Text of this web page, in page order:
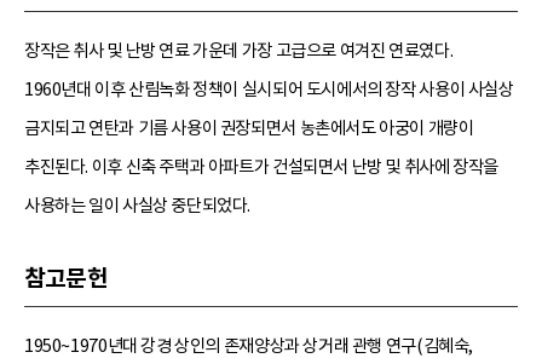
장작은 취사 및 난방 연료 가운데 가장 고급으로 여겨진 연료였다.
1960년대 이후 산림녹화 정책이 실시되어 도시에서의 장작 사용이 사실상
금지되고 연탄과 기름 사용이 권장되면서 농촌에서도 아궁이 개량이
추진된다. 이후 신축 주택과 아파트가 건설되면서 난방 및 취사에 장작을
사용하는 일이 사실상 중단되었다.
참고문헌
1950~1970년대 강경 상인의 존재양상과 상거래 관행 연구(김혜숙,